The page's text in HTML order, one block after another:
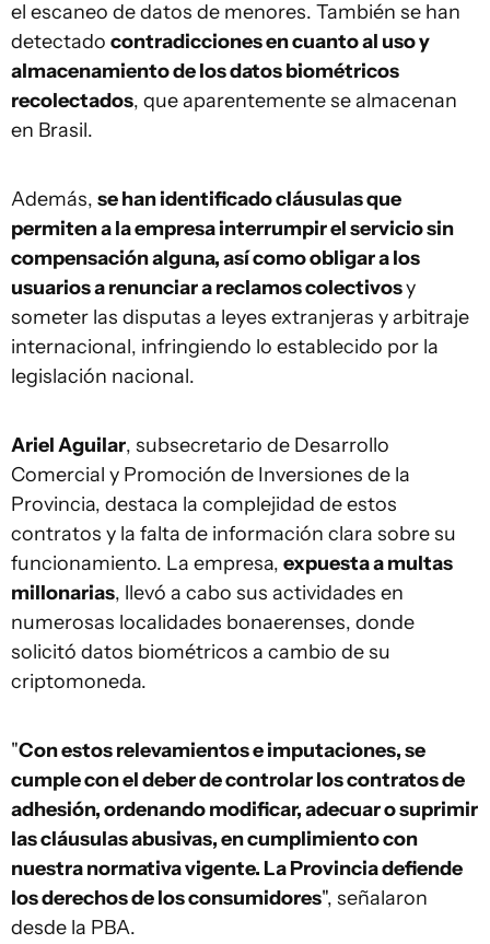
el escaneo de datos de menores. También se han
detectado contradicciones en cuanto al uso y
almacenamiento de los datos biométricos
recolectados, que aparentemente se almacenan
en Brasil.
Además, se han identificado cláusulas que
permiten a la empresa interrumpir el servicio sin
compensación alguna, así como obligar a los
usuarios a renunciar a reclamos colectivosy
someter las disputas a leyes extranjeras y arbitraje
internacional, infringiendo lo establecido por la
legislación nacional.
Ariel Aguilar, subsecretario de Desarrollo
Comercial y Promoción de Inversiones de la
Provincia, destaca la complejidad de estos
contratos y la falta de información clara sobre su
funcionamiento. La empresa, expuesta a multas
millonarias, llevó a cabo sus actividades en
numerosas localidades bonaerenses, donde
solicitó datos biométricos a cambio de su
criptomoneda.
"Con estos relevamientos e imputaciones, se
cumple con el deber de controlar los contratos de
adhesión, ordenando modificar, adecuar o suprimir
las cláusulas abusivas, en cumplimiento con
nuestra normativa vigente. La Provincia defiende
los derechos de los consumidores", señalaron
desde la PBA.